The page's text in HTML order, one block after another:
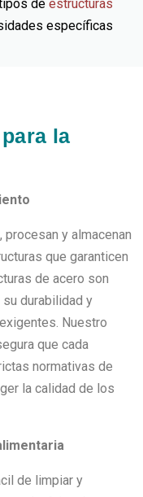
de estructuras
específicas
la
y almacenan
que garanticen
de acero son
durabilidad y
Nuestro
que cada
normativas de
la calidad de los
de limpiar y